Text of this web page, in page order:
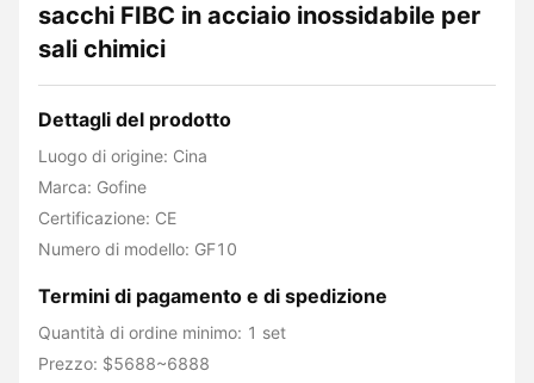
sacchi FIBC in acciaio inossidabile per
sali chimici
Dettagli del prodotto
Luogo di origine: Cina
Marca: Gofine
Certificazione: CE
Numero di modello: GF10
Termini di pagamento e di spedizione
Quantità di ordine minimo: 1 set
Prezzo: $5688~6888